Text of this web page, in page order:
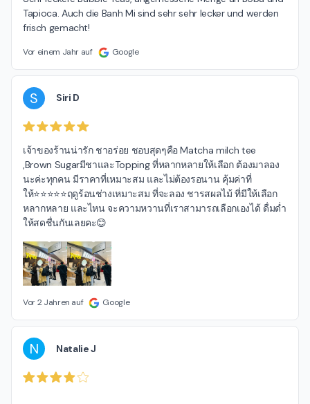
Tapioca. Auch die Banh Mi sind sehr sehr lecker und werden
frisch gemacht!
Vor einem Jahr auf Google
S Siri D
เจ้าของร้านน่ารัก ชาอร่อย ชอบสุดๆคือ Matcha milch tee
,Brown SugarมีชาและTopping ที่หลากหลายให้เลือก ต้องมาลอง
นะค่ะทุกคน มีราคาที่เหมาะสม และไม่ต้องรอนาน คุ้มค่าที่
ให้⭐️⭐️⭐️⭐️⭐️ฤดูร้อนช่างเหมาะสม ที่จะลอง ชารสผลไม้ ที่มีให้เลือก
หลากหลาย และไหน จะความหวานที่เราสามารถเลือกเองได้ ดื่มด่ำ
ให้สดชื่นกันเลยคะ😊
Vor 2 Jahren auf Google
N Natalie J